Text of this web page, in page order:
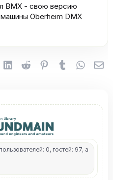
BMX - свою версию
Oberheim DMX
LinkedInReddit Pinterest
Tumblr
0, гостей: 97, а